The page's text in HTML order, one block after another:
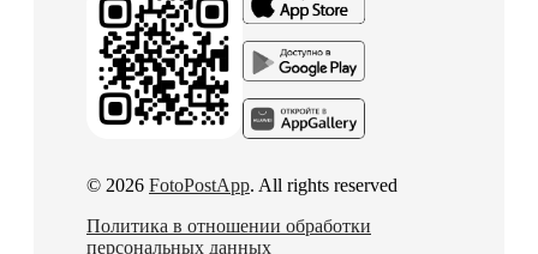
© 2026 FotoPostApp. All rights reserved
Политика в отношении обработки
персональных данных